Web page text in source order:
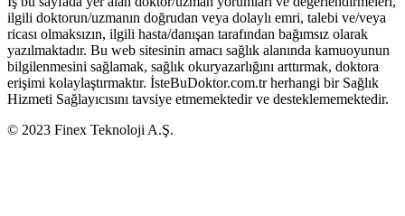
ilgili doktorun/uzmanın doğrudan veya dolaylı emri, talebi ve/veya
ricası olmaksızın, ilgili hasta/danışan tarafından bağımsız olarak
yazılmaktadır. Bu web sitesinin amacı sağlık alanında kamuoyunun
bilgilenmesini sağlamak, sağlık okuryazarlığını arttırmak, doktora
erişimi kolaylaştırmaktır. İsteBuDoktor.com.tr herhangi bir Sağlık
Hizmeti Sağlayıcısını tavsiye etmemektedir ve desteklememektedir.
© 2023 Finex Teknoloji A.Ş.